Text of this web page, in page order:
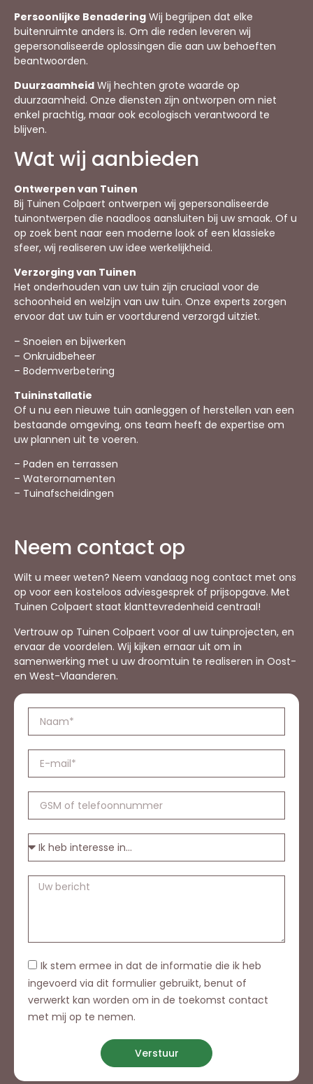
Persoonlijke Benadering Wij begrijpen dat elke
buitenruimte anders is. Om die reden leveren wij
gepersonaliseerde oplossingen die aan uw behoeften
beantwoorden.
Duurzaamheid Wij hechten grote waarde op
duurzaamheid. Onze diensten zijn ontworpen om niet
enkel prachtig, maar ook ecologisch verantwoord te
blijven.
Wat wij aanbieden
Ontwerpen van Tuinen
Bij Tuinen Colpaert ontwerpen wij gepersonaliseerde
tuinontwerpen die naadloos aansluiten bij uw smaak. Of u
op zoek bent naar een moderne look of een klassieke
sfeer, wij realiseren uw idee werkelijkheid.
Verzorging van Tuinen
Het onderhouden van uw tuin zijn cruciaal voor de
schoonheid en welzijn van uw tuin. Onze experts zorgen
ervoor dat uw tuin er voortdurend verzorgd uitziet.
– Snoeien en bijwerken
– Onkruidbeheer
– Bodemverbetering
Tuininstallatie
Of u nu een nieuwe tuin aanleggen of herstellen van een
bestaande omgeving, ons team heeft de expertise om
uw plannen uit te voeren.
– Paden en terrassen
– Waterornamenten
– Tuinafscheidingen
Neem contact op
Wilt u meer weten? Neem vandaag nog contact met ons
op voor een kosteloos adviesgesprek of prijsopgave. Met
Tuinen Colpaert staat klanttevredenheid centraal!
Vertrouw op Tuinen Colpaert voor al uw tuinprojecten, en
ervaar de voordelen. Wij kijken ernaar uit om in
samenwerking met u uw droomtuin te realiseren in Oost-
en West-Vlaanderen.
Ik stem ermee in dat de informatie die ik heb
ingevoerd via dit formulier gebruikt, benut of
verwerkt kan worden om in de toekomst contact
met mij op te nemen.
Verstuur